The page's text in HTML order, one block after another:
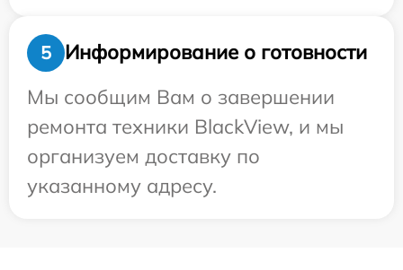
5
Информирование о готовности
Мы сообщим Вам о завершении
ремонта техники BlackView, и мы
организуем доставку по
указанному адресу.